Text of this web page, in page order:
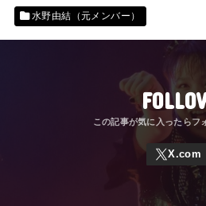
水野由結（元メンバー）